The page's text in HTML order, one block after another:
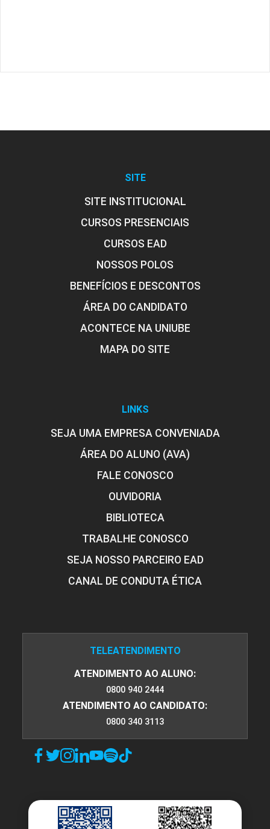
SITE
SITE INSTITUCIONAL
CURSOS PRESENCIAIS
CURSOS EAD
NOSSOS POLOS
BENEFÍCIOS E DESCONTOS
ÁREA DO CANDIDATO
ACONTECE NA UNIUBE
MAPA DO SITE
LINKS
SEJA UMA EMPRESA CONVENIADA
ÁREA DO ALUNO (AVA)
FALE CONOSCO
OUVIDORIA
BIBLIOTECA
TRABALHE CONOSCO
SEJA NOSSO PARCEIRO EAD
CANAL DE CONDUTA ÉTICA
TELEATENDIMENTO
ATENDIMENTO AO ALUNO:
0800 940 2444
ATENDIMENTO AO CANDIDATO:
0800 340 3113